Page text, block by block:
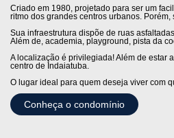
Criado em 1980, projetado para ser um
ritmo dos grandes centros urbanos.
Sua infraestrutura dispõe de ruas
Além de, academia, playground, pista da
A localização é privilegiada! Além de estar
centro de Indaiatuba.
O lugar ideal para quem deseja viver com
Conheça o condomínio